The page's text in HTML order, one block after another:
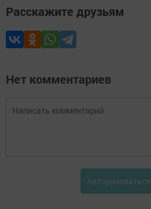
Расскажите друзьям
Нет комментариев
Авторизоваться